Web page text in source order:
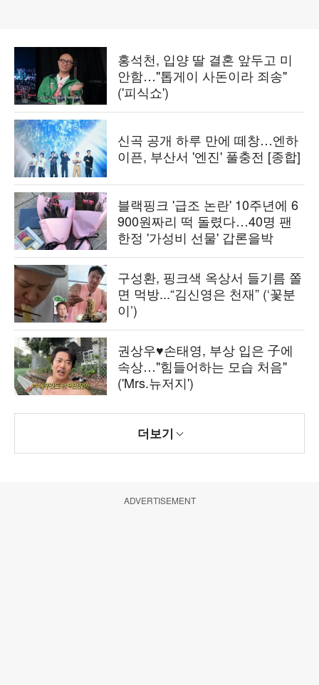
홍석천, 입양 딸 결혼 앞두고 미
안함…"톱게이 사돈이라 죄송"
('피식쇼')
신곡 공개 하루 만에 떼창…엔하
이픈, 부산서 '엔진' 풀충전 [종합]
블랙핑크 '급조 논란' 10주년에 6
900원짜리 떡 돌렸다…40명 팬
한정 '가성비 선물' 갑론을박
구성환, 핑크색 옥상서 들기름 쫄
면 먹방...“김신영은 천재” (‘꽃분
이’)
권상우♥손태영, 부상 입은 子에
속상…"힘들어하는 모습 처음"
('Mrs.뉴저지')
더보기
ADVERTISEMENT